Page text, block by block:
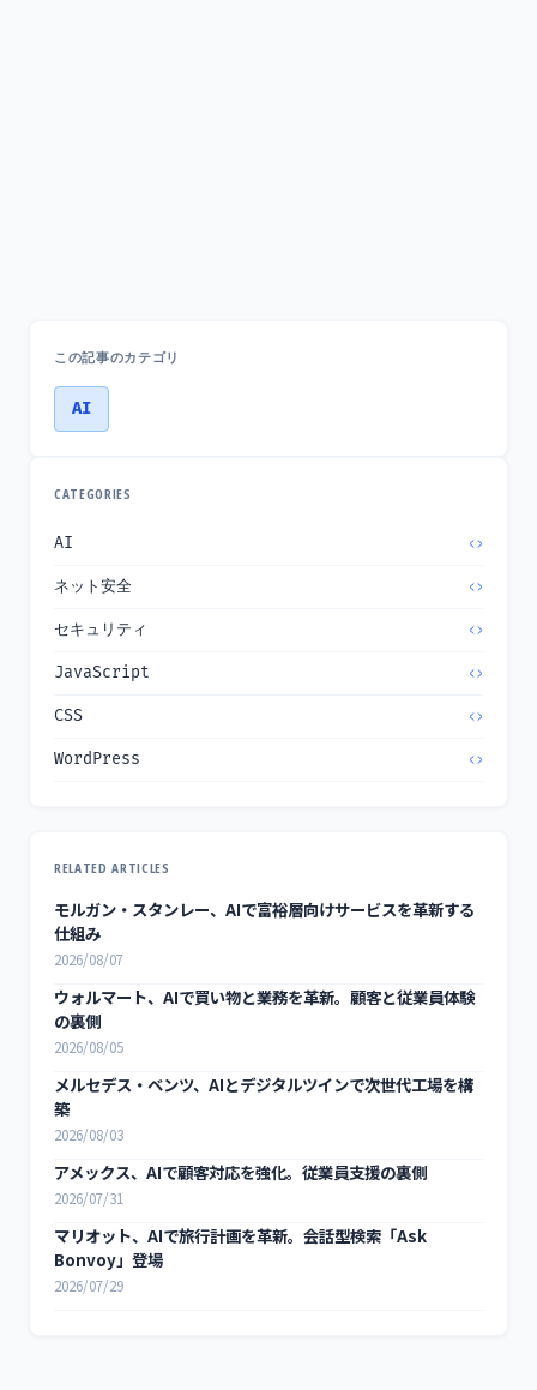
この記事のカテゴリ
AI
CATEGORIES
AI
ネット安全
セキュリティ
JavaScript
CSS
WordPress
RELATED ARTICLES
モルガン・スタンレー、AIで富裕層向けサービスを革新する
仕組み
2026/08/07
ウォルマート、AIで買い物と業務を革新。顧客と従業員体験
の裏側
2026/08/05
メルセデス・ベンツ、AIとデジタルツインで次世代工場を構
築
2026/08/03
アメックス、AIで顧客対応を強化。従業員支援の裏側
2026/07/31
マリオット、AIで旅行計画を革新。会話型検索「Ask
Bonvoy」登場
2026/07/29